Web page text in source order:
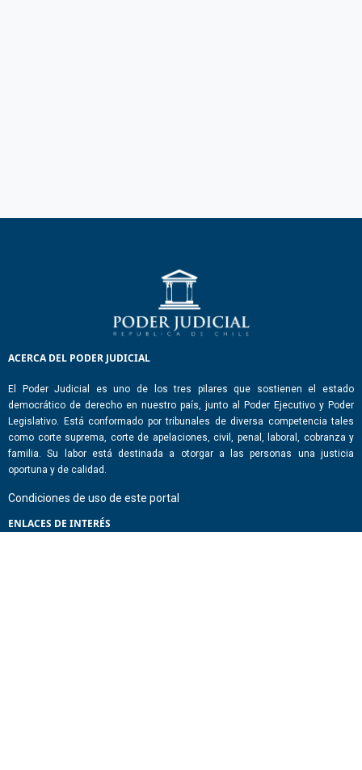
ACERCA DEL PODER JUDICIAL
El Poder Judicial es uno de los tres pilares que sostienen el estado
democrático de derecho en nuestro país, junto al Poder Ejecutivo y Poder
Legislativo. Está conformado por tribunales de diversa competencia tales
como corte suprema, corte de apelaciones, civil, penal, laboral, cobranza y
familia. Su labor está destinada a otorgar a las personas una justicia
oportuna y de calidad.
Condiciones de uso de este portal
ENLACES DE INTERÉS